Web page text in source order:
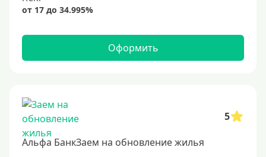
Оформить
5
Альфа БанкЗаем на обновление жилья